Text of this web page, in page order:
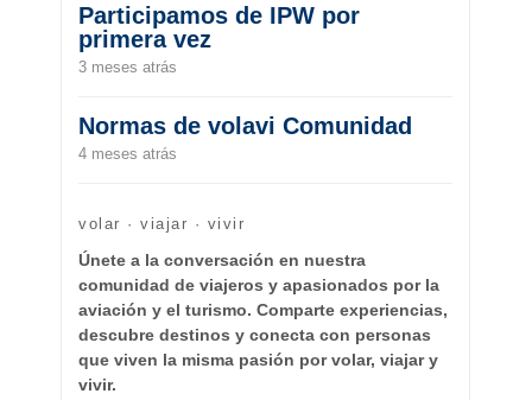
Participamos de IPW por
primera vez
3 meses atrás
Normas de volavi Comunidad
4 meses atrás
volar · viajar · vivir
Únete a la conversación en nuestra
comunidad de viajeros y apasionados por la
aviación y el turismo. Comparte experiencias,
descubre destinos y conecta con personas
que viven la misma pasión por volar, viajar y
vivir.